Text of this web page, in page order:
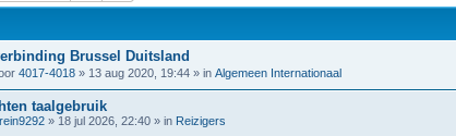
Brussel Duitsland
4017-4018 » 13 aug 2020, 19:44 » in Algemeen Internationaal
taalgebruik
» 18 jul 2026, 22:40 » in Reizigers